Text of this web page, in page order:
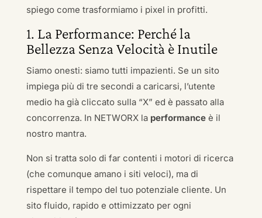
spiego come trasformiamo i pixel in profitti.
1. La Performance: Perché la
Bellezza Senza Velocità è Inutile
Siamo onesti: siamo tutti impazienti. Se un sito
impiega più di tre secondi a caricarsi, l’utente
medio ha già cliccato sulla “X” ed è passato alla
concorrenza. In NETWORX la performanceè il
nostro mantra.
Non si tratta solo di far contenti i motori di ricerca
(che comunque amano i siti veloci), ma di
rispettare il tempo del tuo potenziale cliente. Un
sito fluido, rapido e ottimizzato per ogni